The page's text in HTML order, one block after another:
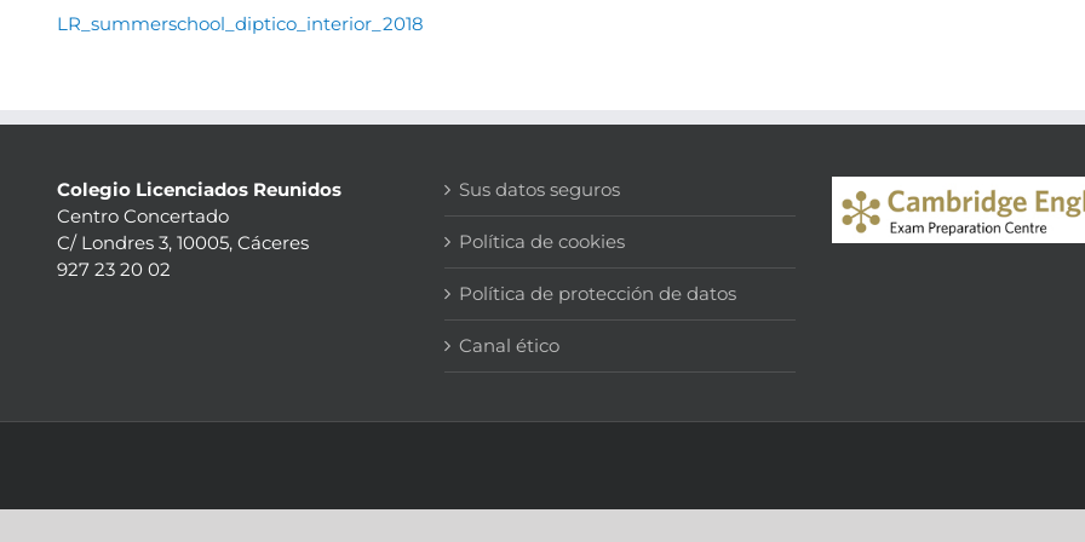
LR_summerschool_diptico_interior_2018
Colegio Licenciados Reunidos
Centro Concertado
C/ Londres 3, 10005, Cáceres
927 23 20 02
Sus datos seguros
Política de cookies
Política de protección de datos
Canal ético